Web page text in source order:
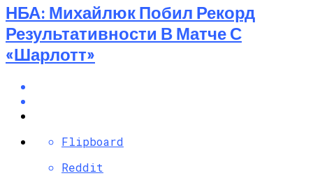
НБА: Михайлюк Побил Рекорд
Результативности В Матче С
«Шарлотт»
Flipboard
Reddit